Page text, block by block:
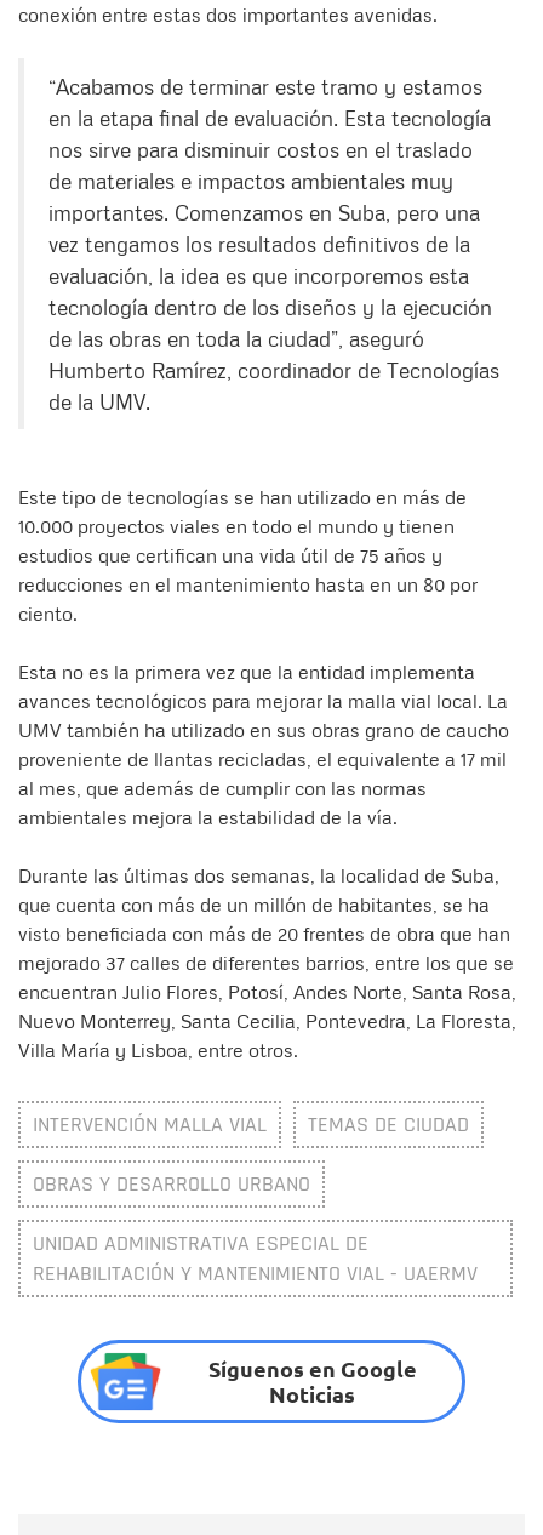
conexión entre estas dos importantes avenidas.
“Acabamos de terminar este tramo y estamos
en la etapa final de evaluación. Esta tecnología
nos sirve para disminuir costos en el traslado
de materiales e impactos ambientales muy
importantes. Comenzamos en Suba, pero una
vez tengamos los resultados definitivos de la
evaluación, la idea es que incorporemos esta
tecnología dentro de los diseños y la ejecución
de las obras en toda la ciudad”, aseguró
Humberto Ramírez, coordinador de Tecnologías
de la UMV.
Este tipo de tecnologías se han utilizado en más de
10.000 proyectos viales en todo el mundo y tienen
estudios que certifican una vida útil de 75 años y
reducciones en el mantenimiento hasta en un 80 por
ciento.
Esta no es la primera vez que la entidad implementa
avances tecnológicos para mejorar la malla vial local. La
UMV también ha utilizado en sus obras grano de caucho
proveniente de llantas recicladas, el equivalente a 17 mil
al mes, que además de cumplir con las normas
ambientales mejora la estabilidad de la vía.
Durante las últimas dos semanas, la localidad de Suba,
que cuenta con más de un millón de habitantes, se ha
visto beneficiada con más de 20 frentes de obra que han
mejorado 37 calles de diferentes barrios, entre los que se
encuentran Julio Flores, Potosí, Andes Norte, Santa Rosa,
Nuevo Monterrey, Santa Cecilia, Pontevedra, La Floresta,
Villa María y Lisboa, entre otros.
INTERVENCIÓN MALLA VIAL TEMAS DE CIUDAD
OBRAS Y DESARROLLO URBANO
UNIDAD ADMINISTRATIVA ESPECIAL DE
REHABILITACIÓN Y MANTENIMIENTO VIAL - UAERMV
Síguenos en Google
Noticias